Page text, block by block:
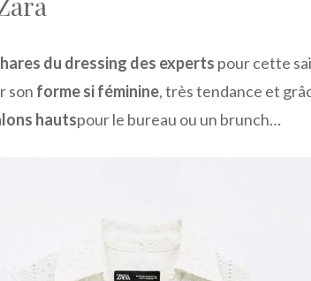
du dressing des experts pour cette
son forme si féminine, très tendance et
hautspour le bureau ou un brunch…